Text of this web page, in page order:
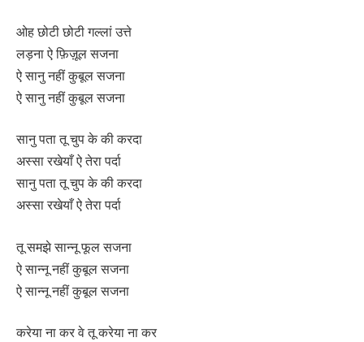
ओह छोटी छोटी गल्लां उत्ते
लड़ना ऐ फ़िज़ूल सजना
ऐ सानु नहीं कुबूल सजना
ऐ सानु नहीं कुबूल सजना
सानु पता तू चुप के की करदा
अस्सा रखेयाँ ऐ तेरा पर्दा
सानु पता तू चुप के की करदा
अस्सा रखेयाँ ऐ तेरा पर्दा
तू समझे सान्नू फूल सजना
ऐ सान्नू नहीं कुबूल सजना
ऐ सान्नू नहीं कुबूल सजना
करेया ना कर वे तू करेया ना कर